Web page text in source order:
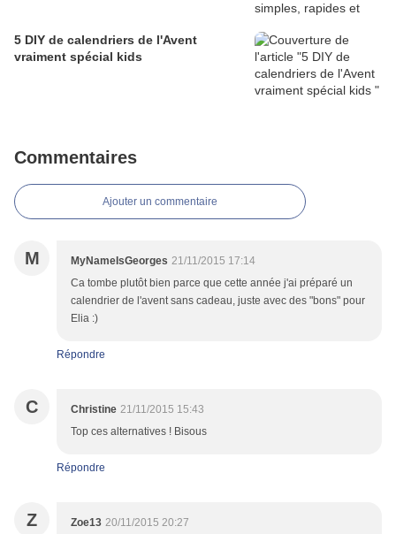
5 DIY de calendriers de l'Avent
vraiment spécial kids
Commentaires
Ajouter un commentaire
M MyNameIsGeorges 21/11/2015 17:14
Ca tombe plutôt bien parce que cette année j'ai préparé un
calendrier de l'avent sans cadeau, juste avec des "bons" pour
Elia :)
Répondre
C Christine 21/11/2015 15:43
Top ces alternatives ! Bisous
Répondre
Z Zoe13 20/11/2015 20:27